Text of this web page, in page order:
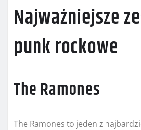
Najważniejsze
punk rockowe
The Ramones
The Ramones to jeden z